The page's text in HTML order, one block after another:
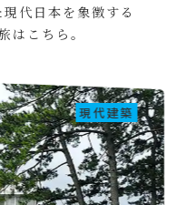
代日本を象徴する
はこちら。
現代建築